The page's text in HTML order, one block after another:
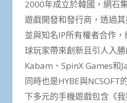
2000年成立於韓國，網石
遊戲開發和發行商，透過其
並與知名IP所有權者合作
球玩家帶來創新且引人入
Kabam、SpinX Games和
同時也是HYBE與NCSOFT
下多元的手機遊戲包含《